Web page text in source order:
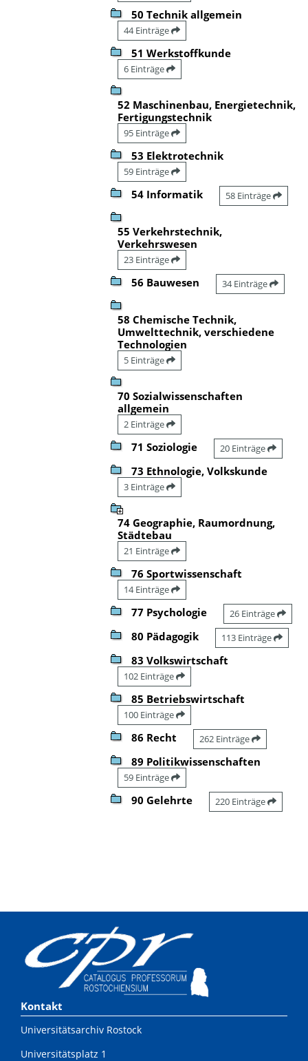
50 Technik allgemein
44 Einträge
51 Werkstoffkunde
6 Einträge
52 Maschinenbau, Energietechnik,
Fertigungstechnik
95 Einträge
53 Elektrotechnik
59 Einträge
54 Informatik 58 Einträge
55 Verkehrstechnik,
Verkehrswesen
23 Einträge
56 Bauwesen 34 Einträge
58 Chemische Technik,
Umwelttechnik, verschiedene
Technologien
5 Einträge
70 Sozialwissenschaften
allgemein
2 Einträge
71 Soziologie 20 Einträge
73 Ethnologie, Volkskunde
3 Einträge
74 Geographie, Raumordnung,
Städtebau
21 Einträge
76 Sportwissenschaft
14 Einträge
77 Psychologie 26 Einträge
80 Pädagogik 113 Einträge
83 Volkswirtschaft
102 Einträge
85 Betriebswirtschaft
100 Einträge
86 Recht 262 Einträge
89 Politikwissenschaften
59 Einträge
90 Gelehrte 220 Einträge
Kontakt
Universitätsarchiv Rostock
Universitätsplatz 1